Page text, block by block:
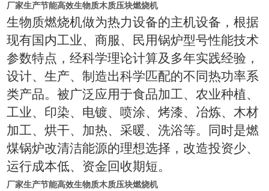
厂家生产节能高效生物质木质压块燃烧机
生物质燃烧机做为热力设备的主机设备，根据
现有国内工业、商服、民用锅炉型号性能技术
参数特点，经科学理论计算及多年实践经验，
设计、生产、制造出科学匹配的不同热功率系
类产品。被广泛应用于食品加工、农业种植、
工业、印染、电镀、喷涂、烤漆、冶炼、木材
加工、烘干、加热、采暖、洗浴等。同时是燃
煤锅炉改清洁能源的理想选择，改造投资少、
运行成本低、资金回收期短。
厂家生产节能高效生物质木质压块燃烧机